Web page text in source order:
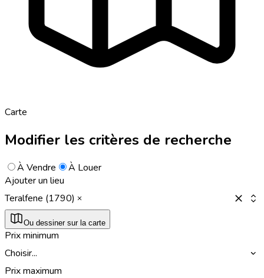
Carte
Modifier les critères de recherche
À Vendre
À Louer
Ajouter un lieu
Teralfene (1790)
Ou dessiner sur la carte
Prix minimum
Choisir...
Prix maximum